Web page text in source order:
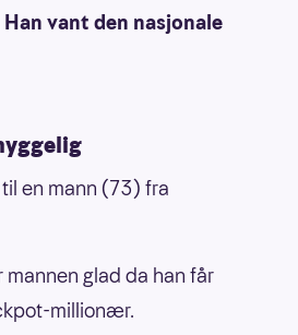
vant den nasjonale
en mann (73) fra
mannen glad da han får
millionær.